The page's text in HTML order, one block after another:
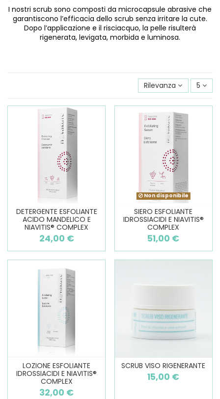
I nostri scrub sono composti da microcapsule abrasive che
garantiscono l’efficacia dello scrub senza irritare la cute.
Dopo l’applicazione e il risciacquo, la pelle risulterà
rigenerata, levigata, morbida e luminosa.
Rilevanza 5
DETERGENTE ESFOLIANTE
ACIDO MANDELICO E
NIAVITIS® COMPLEX
24,00 €
Non disponibile
SIERO ESFOLIANTE
IDROSSIACIDI E NIAVITIS®
COMPLEX
51,00 €
LOZIONE ESFOLIANTE
IDROSSIACIDI E NIAVITIS®
COMPLEX
32,00 €
SCRUB VISO RIGENERANTE
15,00 €